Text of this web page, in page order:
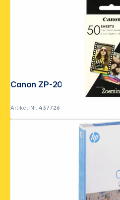
Artikel-Nr.:437726